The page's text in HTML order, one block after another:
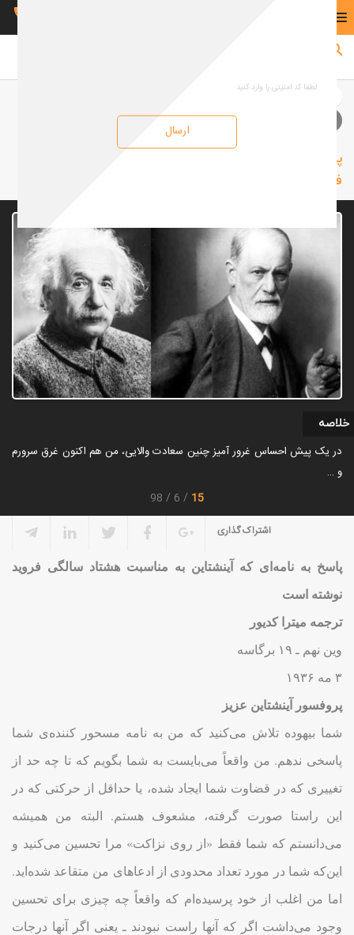
مقالات عمومی
پاسخ به نامه‌ای که آینشتاین به مناسبت هشتاد سالگی فروید نوشته است
پاسخ به نامه‌ای که آینشتاین به مناسبت هشتاد سالگی
فروید نوشته است
خلاصه
در یک پیش احساس غرور آمیز چنین سعادت والایی، من هم اکنون غرق سرورم
و …
15
6
98
اشتراک گذاری
پاسخ به نامه‌ای که آینشتاین به مناسبت هشتاد سالگی فروید
نوشته است
ترجمه میترا کدیور
وین نهم ـ ۱۹ برگاسه
۳ مه ۱۹۳۶
پروفسور آینشتاین عزیز
شما بیهوده تلاش می‌کنید که من به نامه مسحور کننده‌ی شما
پاسخی ندهم. من واقعاً می‌بایست به شما بگویم که تا چه حد از
تغییری که در قضاوت شما ایجاد شده، یا حداقل از حرکتی که در
این راستا صورت گرفته، مشعوف هستم. البته من همیشه
می‌دانستم که شما فقط «از روی نزاکت» مرا تحسین می‌کنید و
این‌که شما در مورد تعداد محدودی از ادعاهای من متقاعد شده‌اید.
اما من اغلب از خود پرسیده‌ام که واقعاً چه چیزی برای تحسین
وجود می‌داشت اگر که آنها راست نبودند ـ یعنی اگر آنها درجات
ارسال